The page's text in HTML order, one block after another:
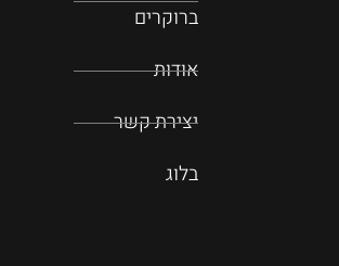
ברוקרים
אודות
יצירת קשר
בלוג